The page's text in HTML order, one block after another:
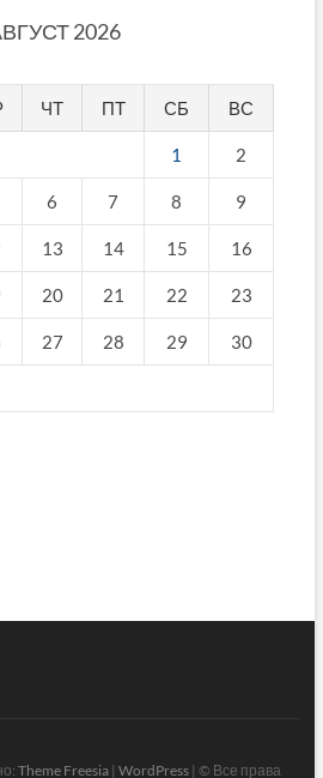
2026
ЧТ ПТ СБ ВС
1 2
6 7 8 9
13 14 15 16
20 21 22 23
27 28 29 30
Theme Freesia| WordPress| © Все права